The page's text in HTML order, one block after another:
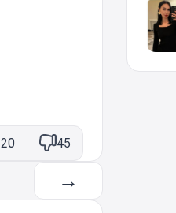
20 45
→